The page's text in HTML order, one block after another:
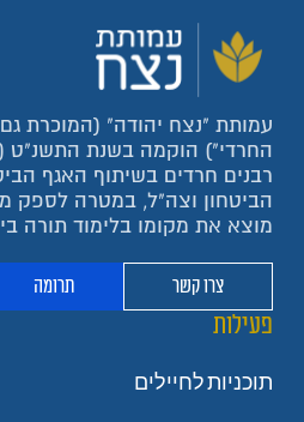
עמותת "נצח יהודה" (המוכרת
רבנים חרדים בשיתוף האגף
הביטחון וצה"ל, במטרה לספק
מוצא את מקומו בלימוד תורה
צרו קשר תרומה
פעילות
תוכניות לחיילים